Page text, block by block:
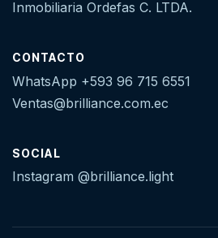
Inmobiliaria Ordefas C. LTDA.
CONTACTO
WhatsApp +593 96 715 6551
Ventas@brilliance.com.ec
SOCIAL
Instagram @brilliance.light